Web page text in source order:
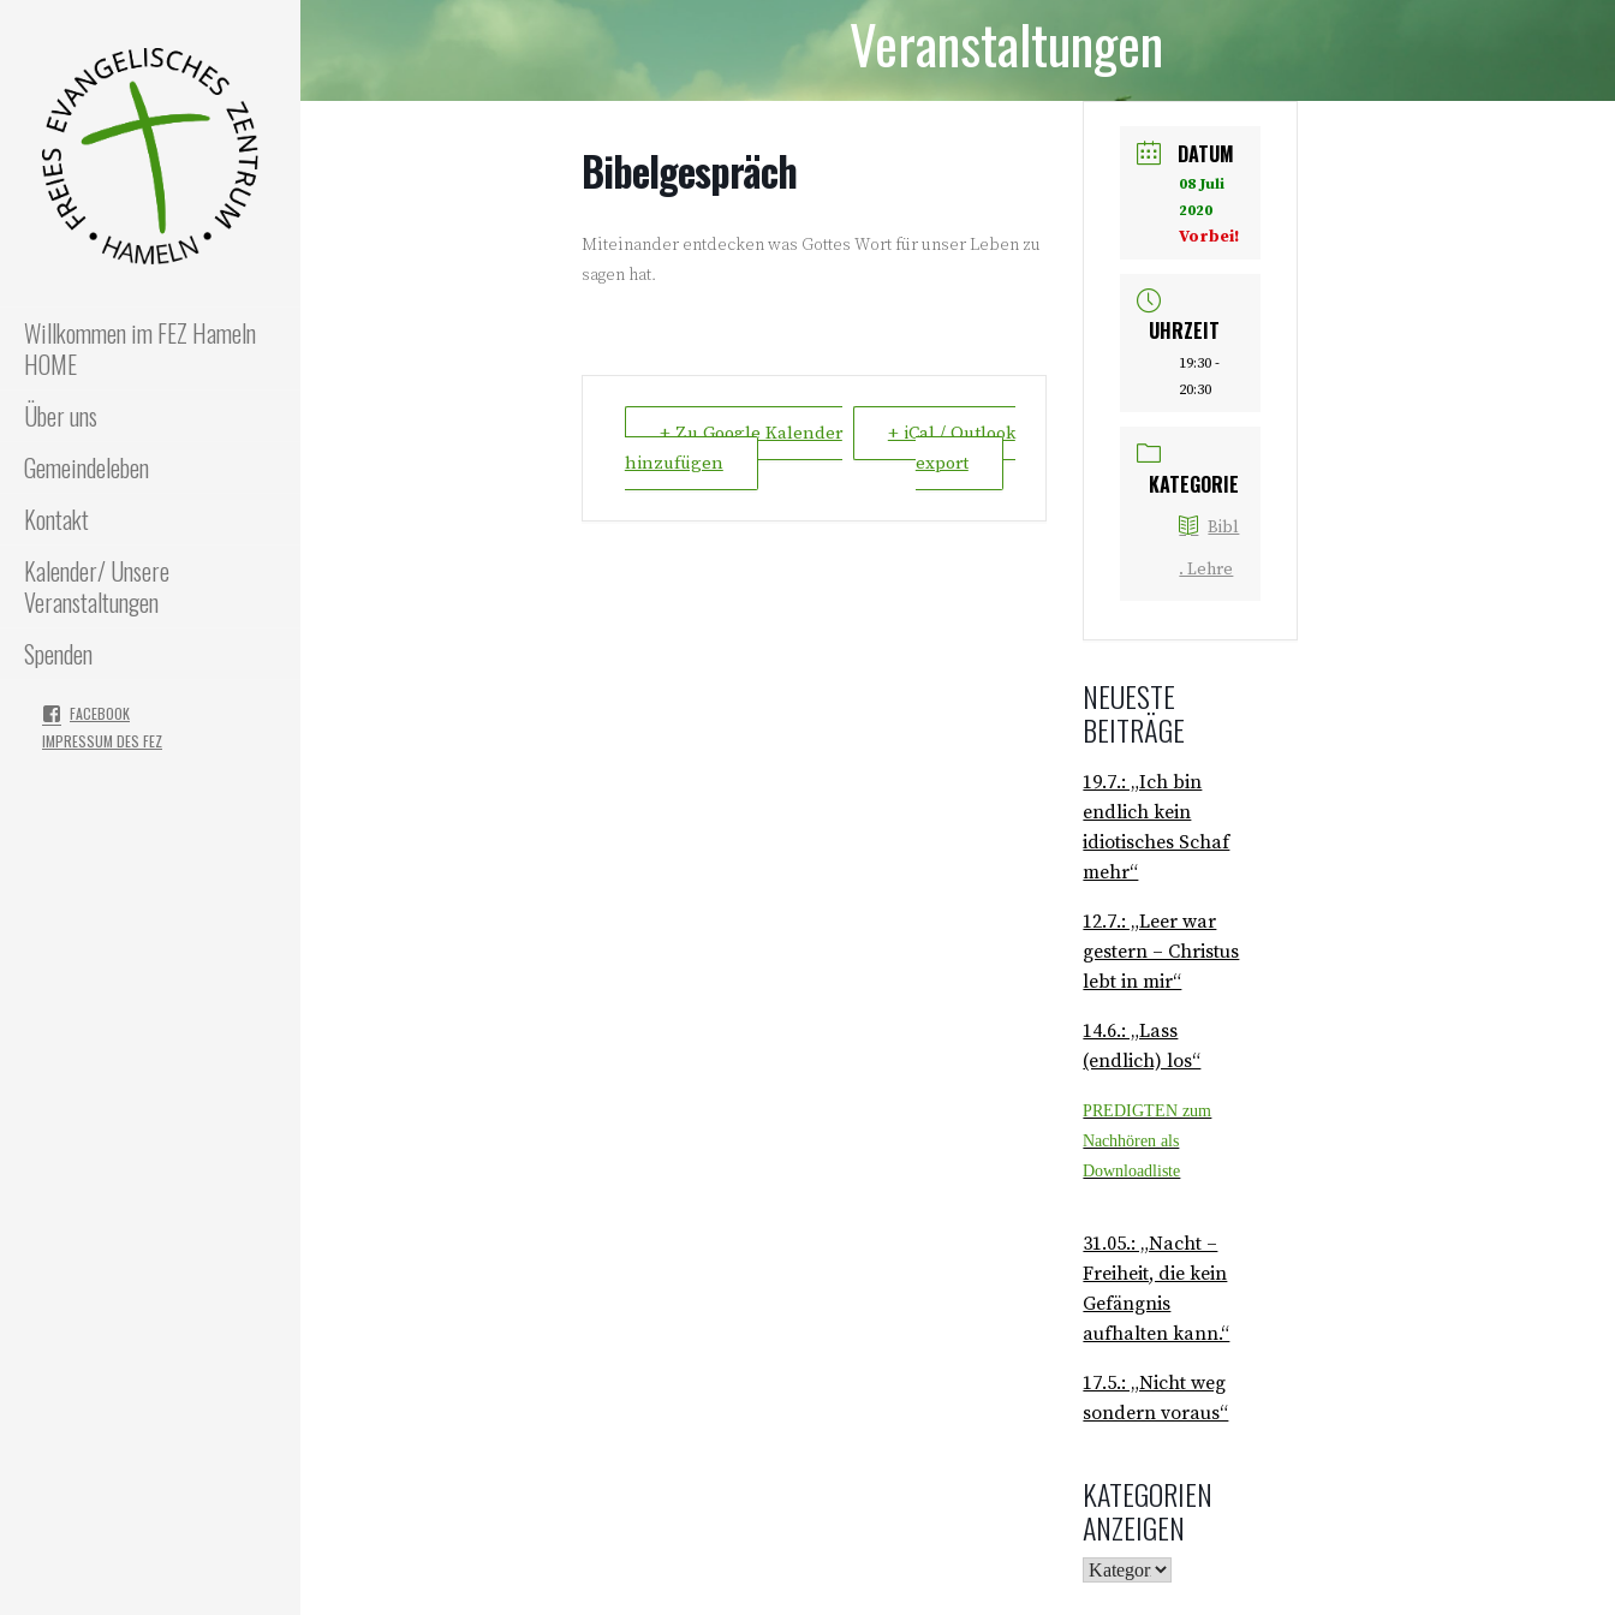
Willkommen im FEZ Hameln
HOME
Über uns
Gemeindeleben
Kontakt
Kalender/ Unsere
Veranstaltungen
Spenden
FACEBOOK
IMPRESSUM DES FEZ
Veranstaltungen
Bibelgespräch
Miteinander entdecken was Gottes Wort für unser Leben zu
sagen hat.
+ Zu Google Kalender
hinzufügen
+ iCal / Outlook
export
DATUM
08 Juli
2020
Vorbei!
UHRZEIT
19:30 -
20:30
KATEGORIE
Bibl
. Lehre
NEUESTE
BEITRÄGE
19.7.: „Ich bin
endlich kein
idiotisches Schaf
mehr“
12.7.: „Leer war
gestern – Christus
lebt in mir“
14.6.: „Lass
(endlich) los“
PREDIGTEN zum
Nachhören als
Downloadliste
31.05.: „Nacht –
Freiheit, die kein
Gefängnis
aufhalten kann.“
17.5.: „Nicht weg
sondern voraus“
KATEGORIEN
ANZEIGEN
KATEGORIEN